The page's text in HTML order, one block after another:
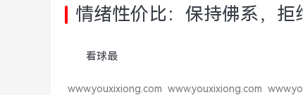
情绪性价比：保持佛系，拒
看球最
www.youxixiong.com www.youxixiong.com